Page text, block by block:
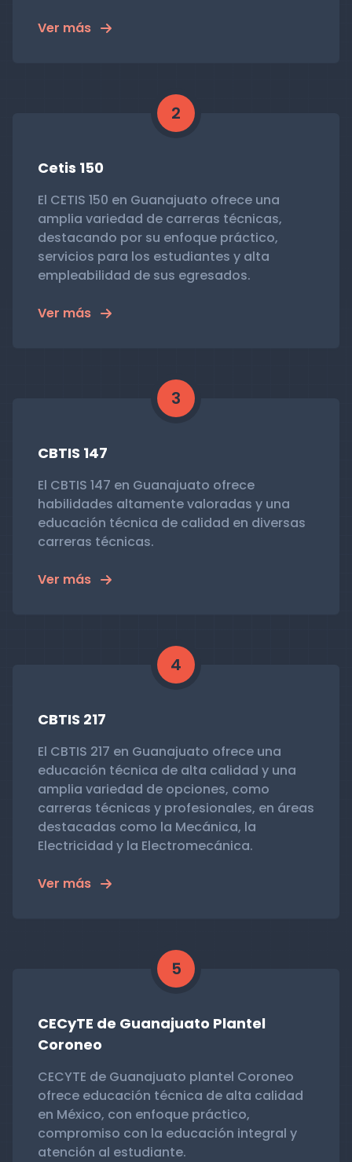
Ver más
2
Cetis 150
El CETIS 150 en Guanajuato ofrece una
amplia variedad de carreras técnicas,
destacando por su enfoque práctico,
servicios para los estudiantes y alta
empleabilidad de sus egresados.
Ver más
3
CBTIS 147
El CBTIS 147 en Guanajuato ofrece
habilidades altamente valoradas y una
educación técnica de calidad en diversas
carreras técnicas.
Ver más
4
CBTIS 217
El CBTIS 217 en Guanajuato ofrece una
educación técnica de alta calidad y una
amplia variedad de opciones, como
carreras técnicas y profesionales, en áreas
destacadas como la Mecánica, la
Electricidad y la Electromecánica.
Ver más
5
CECyTE de Guanajuato Plantel
Coroneo
CECYTE de Guanajuato plantel Coroneo
ofrece educación técnica de alta calidad
en México, con enfoque práctico,
compromiso con la educación integral y
atención al estudiante.